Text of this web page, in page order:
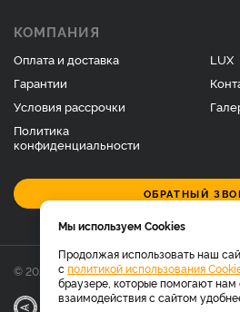
КОМПАНИЯ
Оплата и доставка
Гарантии
Условия рассрочки
Политика
конфиденциальности
LUX
ОБРАТНЫЙ
© 2026 Фирменный магазин багажников
Разработка|
Мы используем Cookies
Продолжая использовать наш
с политикой использования
браузере, которые помогают
взаимодействия с сайтом